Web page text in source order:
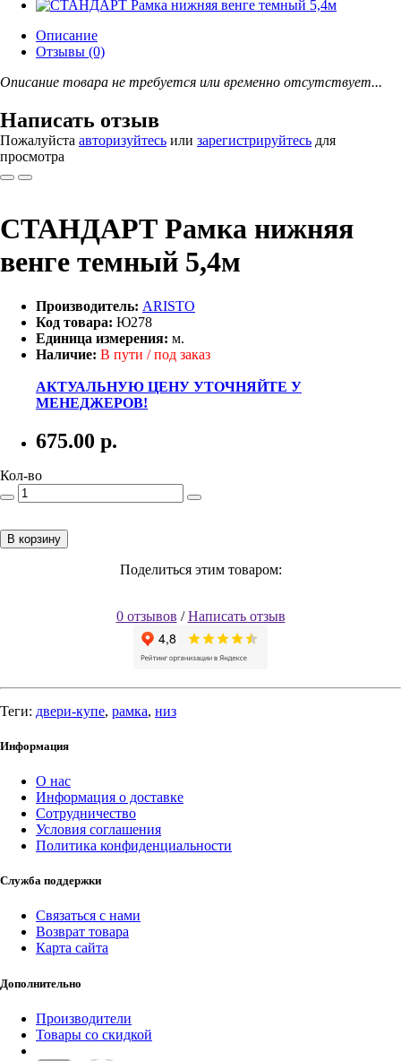
Описание
Отзывы (0)
Описание товара не требуется или временно отсутствует...
Написать отзыв
Пожалуйста авторизуйтесь или зарегистрируйтесь для
просмотра
СТАНДАРТ Рамка нижняя
венге темный 5,4м
Производитель: ARISTO
Код товара: Ю278
Единица измерения: м.
Наличие: В пути / под заказ
АКТУАЛЬНУЮ ЦЕНУ УТОЧНЯЙТЕ У
МЕНЕДЖЕРОВ!
675.00 р.
Кол-во
В корзину
Поделиться этим товаром:
0 отзывов /Написать отзыв
Теги: двери-купе, рамка, низ
Информация
О нас
Информация о доставке
Сотрудничество
Условия соглашения
Политика конфиденциальности
Служба поддержки
Связаться с нами
Возврат товара
Карта сайта
Дополнительно
Производители
Товары со скидкой